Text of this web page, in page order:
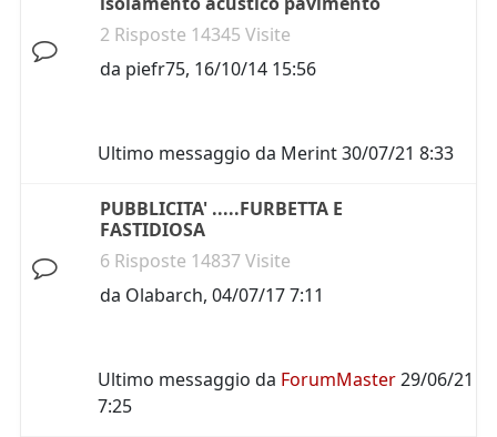
2 Risposte 14345 Visite
da piefr75, 16/10/14 15:56
Ultimo messaggio da Merint30/07/21 8:33
PUBBLICITA' .....FURBETTA E
FASTIDIOSA
6 Risposte 14837 Visite
da Olabarch, 04/07/17 7:11
Ultimo messaggio da ForumMaster29/06/21
7:25